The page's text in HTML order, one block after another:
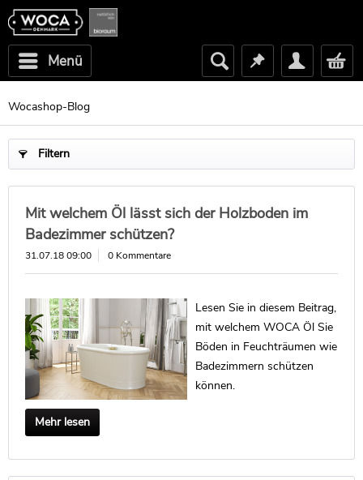
Menü
Wocashop-Blog
Filtern
Mit welchem Öl lässt sich der Holzboden im
Badezimmer schützen?
31.07.18 09:00 0 Kommentare
Lesen Sie in diesem Beitrag,
mit welchem WOCA Öl Sie
Böden in Feuchträumen wie
Badezimmern schützen
können.
Mehr lesen